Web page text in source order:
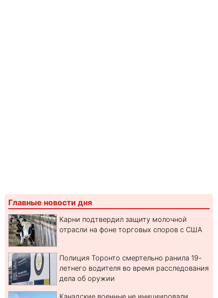
Главные новости дня
Карни подтвердил защиту молочной
отрасли на фоне торговых споров с США
Полиция Торонто смертельно ранила 19-
летнего водителя во время расследования
дела об оружии
Канадские военные не инициировали